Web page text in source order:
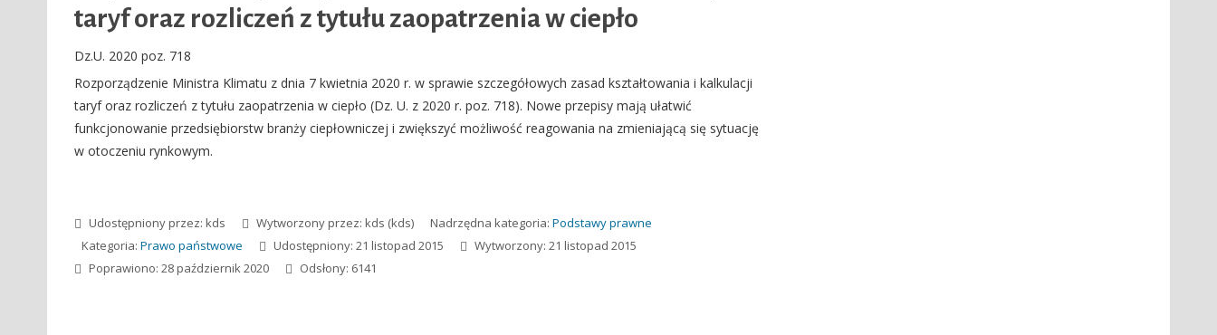
taryf oraz rozliczeń z tytułu zaopatrzenia w ciepło
Dz.U. 2020 poz. 718
Rozporządzenie Ministra Klimatu z dnia 7 kwietnia 2020 r. w sprawie szczegółowych zasad kształtowania i kalkulacji
taryf oraz rozliczeń z tytułu zaopatrzenia w ciepło (Dz. U. z 2020 r. poz. 718). Nowe przepisy mają ułatwić
funkcjonowanie przedsiębiorstw branży ciepłowniczej i zwiększyć możliwość reagowania na zmieniającą się sytuację
w otoczeniu rynkowym.
Udostępniony przez: kds Wytworzony przez: kds (kds) Nadrzędna kategoria: Podstawy prawne
Kategoria: Prawo państwowe Udostępniony: 21 listopad 2015
Wytworzony: 21 listopad 2015
Poprawiono: 28 październik 2020
Odsłony: 6141